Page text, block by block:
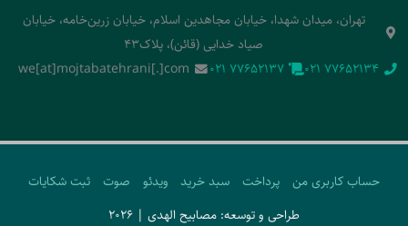
تهران، میدان شهدا، خیابان مجاهدین اسلام، خیابان زرین‌خامه، خیابان
صیاد خدایی (قائن)، پلاک43
‭021 77652134‬
‭021 77652137‬
we[at]mojtabatehrani[.]com
حساب کاربری من پرداخت سبد خرید ویدئو صوت
ثبت شکایات
طراحی و توسعه: مصابیح الهدی | 2026